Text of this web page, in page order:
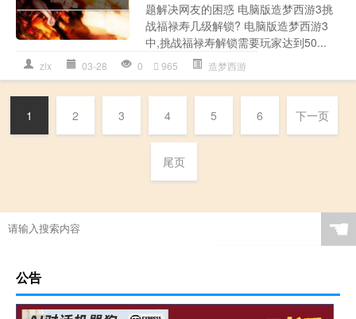
题解决网友的困惑 电脑版造梦西游3挑
战福禄寿几级解锁? 电脑版造梦西游3
中,挑战福禄寿解锁需要玩家达到50...
zlx 03-28 0 965 造梦西游
1 2 3 4 5 6 下一页
尾页
☚
公告